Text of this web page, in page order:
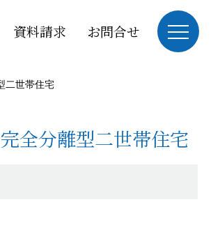
資料請求 お問合せ
二世帯住宅
全分離型二世帯住宅